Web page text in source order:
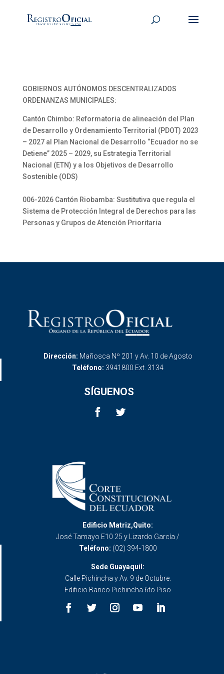
GOBIERNOS AUTÓNOMOS DESCENTRALIZADOS
ORDENANZAS MUNICIPALES:
Cantón Chimbo: Reformatoria de alineación del Plan
de Desarrollo y Ordenamiento Territorial (PDOT) 2023
– 2027 al Plan Nacional de Desarrollo “Ecuador no se
Detiene” 2025 – 2029, su Estrategia Territorial
Nacional (ETN) y a los Objetivos de Desarrollo
Sostenible (ODS)
006-2026 Cantón Riobamba: Sustitutiva que regula el
Sistema de Protección Integral de Derechos para las
Personas y Grupos de Atención Prioritaria
Dirección: Mañosca Nº 201 y Av. 10 de Agosto
Teléfono: 3941800 Ext. 3134
SÍGUENOS
Edificio Matriz,Quito:
José Tamayo E10 25 y Lizardo García /
Teléfono: (02) 394-1800
Sede Guayaquil:
Calle Pichincha y Av. 9 de Octubre.
Edificio Banco Pichincha 6to Piso